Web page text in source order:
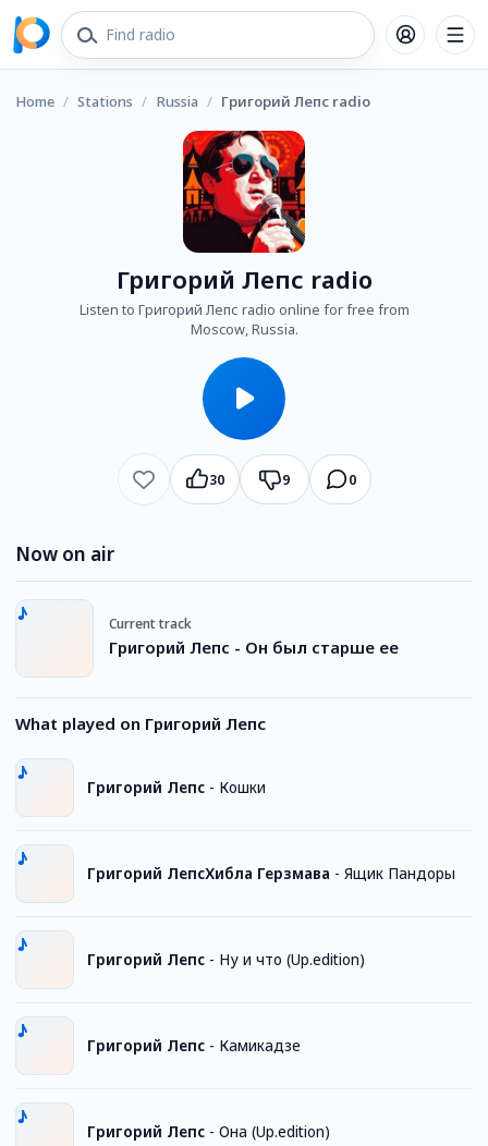
Home / Stations / Russia / Григорий Лепс radio
Григорий Лепс radio
Listen to Григорий Лепс radio online for free from
Moscow, Russia.
30 9 0
Now on air
Current track
Григорий Лепс - Он был старше ее
What played on Григорий Лепс
Григорий Лепс - Кошки
Григорий ЛепсХибла Герзмава - Ящик Пандоры
Григорий Лепс - Ну и что (Up.edition)
Григорий Лепс - Камикадзе
Григорий Лепс - Она (Up.edition)